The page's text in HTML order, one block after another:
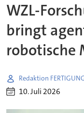
WZL-
bringt
robotische
Redaktion
10. Juli 2026